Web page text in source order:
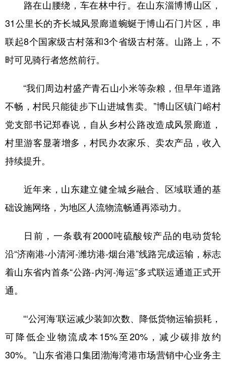
路在山腰绕，车在林中行。在山东淄博博山区，
31公里长的齐长城风景廊道蜿蜒于博山石门片区，串
联起8个国家级古村落和3个省级古村落。山路上，不
时可见骑行者悠然前行。
“我们周边村盛产青石山小米等杂粮，但早年道路
不畅，村民只能徒步下山进城售卖。”博山区镇门峪村
党支部书记郑春说，自从乡村公路改造成风景廊道，
村里游客显著增多，村民办农家乐、卖农产品，收入
持续提升。
近年来，山东建立健全城乡融合、区域联通的基
础设施网络，为地区人流物流畅通再添动力。
日前，一条载有2000吨硫酸铵产品的电动货轮
沿“济南港-小清河-潍坊港-烟台港”线路完成运输，标志
着山东省内首条“公路-内河-海运”多式联运通道正式开
通。
“‘公河海’联运减少装卸次数、降低货物运输损耗，
可降低企业物流成本15%至20%，减少碳排放约
30%。”山东省港口集团渤海湾港市场营销中心业务主